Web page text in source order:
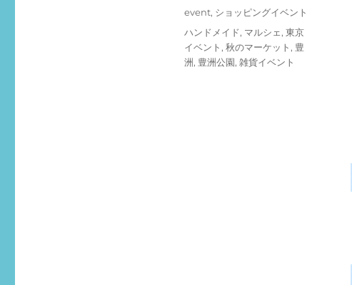
日:
カ
ゴ
リ
event, ショッピングイベント
タ
グ
ハンドメイド, マルシェ, 東京
イベント , 秋のマーケット , 豊
洲, 豊洲公園, 雑貨イベント